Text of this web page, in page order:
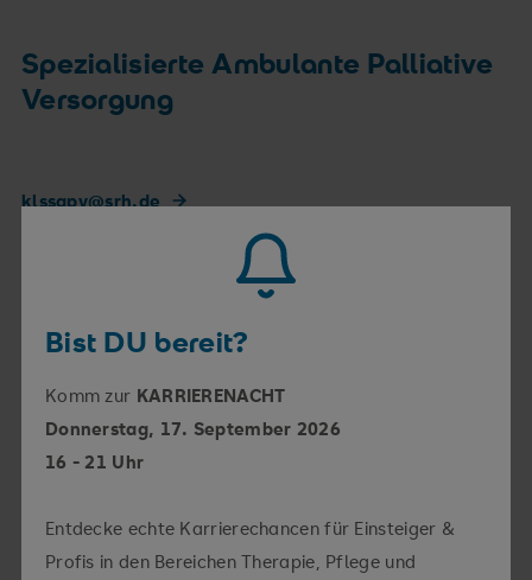
Bist DU bereit?
Komm zur KARRIERENACHT
Donnerstag, 17. September 2026
16 - 21 Uhr
Entdecke echte Karrierechancen für Einsteiger &
Profis in den Bereichen Therapie, Pflege und
Spezialisierte Ambulante Palliative
Versorgung
klssapv@srh.de